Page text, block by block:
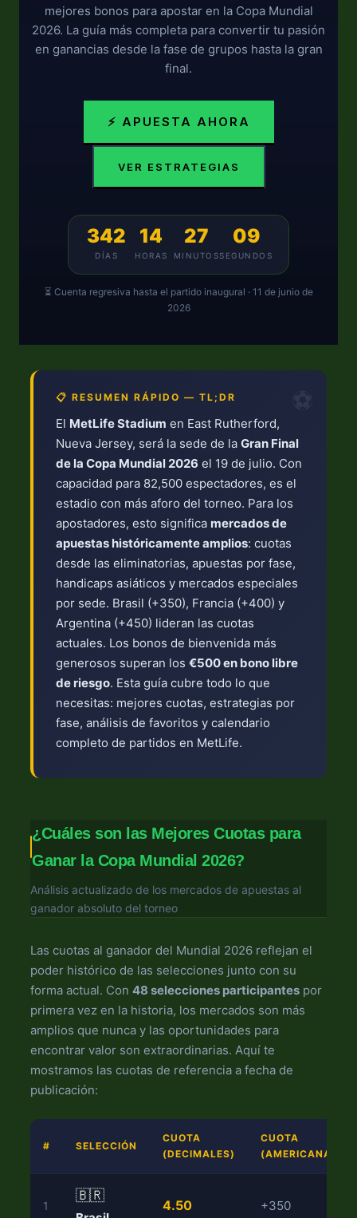
mejores bonos para apostar en la Copa Mundial
2026. La guía más completa para convertir tu pasión
en ganancias desde la fase de grupos hasta la gran
final.
⚡ APUESTA AHORA
VER ESTRATEGIAS
342
DÍAS
14
HORAS
27
MINUTOS
09
SEGUNDOS
⏳ Cuenta regresiva hasta el partido inaugural · 11 de junio de
2026
📋 RESUMEN RÁPIDO — TL;DR
El MetLife Stadium en East Rutherford,
Nueva Jersey, será la sede de la Gran Final
de la Copa Mundial 2026 el 19 de julio. Con
capacidad para 82,500 espectadores, es el
estadio con más aforo del torneo. Para los
apostadores, esto significa mercados de
apuestas históricamente amplios: cuotas
desde las eliminatorias, apuestas por fase,
handicaps asiáticos y mercados especiales
por sede. Brasil (+350), Francia (+400) y
Argentina (+450) lideran las cuotas
actuales. Los bonos de bienvenida más
generosos superan los €500 en bono libre
de riesgo. Esta guía cubre todo lo que
necesitas: mejores cuotas, estrategias por
fase, análisis de favoritos y calendario
completo de partidos en MetLife.
¿Cuáles son las Mejores Cuotas para
Ganar la Copa Mundial 2026?
Análisis actualizado de los mercados de apuestas al
ganador absoluto del torneo
Las cuotas al ganador del Mundial 2026 reflejan el
poder histórico de las selecciones junto con su
forma actual. Con 48 selecciones participantes por
primera vez en la historia, los mercados son más
amplios que nunca y las oportunidades para
encontrar valor son extraordinarias. Aquí te
mostramos las cuotas de referencia a fecha de
publicación:
# SELECCIÓN
CUOTA
(DECIMALES)
CUOTA
(AMERICANA)
1
🇧🇷
4.50 +350